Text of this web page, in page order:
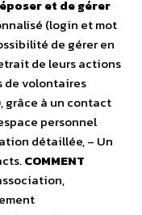
et de gérer
(login et mot
de gérer en
de leurs actions
de volontaires
à un contact
personnel
détaillée, – Un
COMMENT